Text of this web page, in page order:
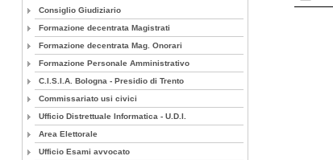
Consiglio Giudiziario
Formazione decentrata Magistrati
Formazione decentrata Mag. Onorari
Formazione Personale Amministrativo
C.I.S.I.A. Bologna - Presidio di Trento
Commissariato usi civici
Ufficio Distrettuale Informatica - U.D.I.
Area Elettorale
Ufficio Esami avvocato